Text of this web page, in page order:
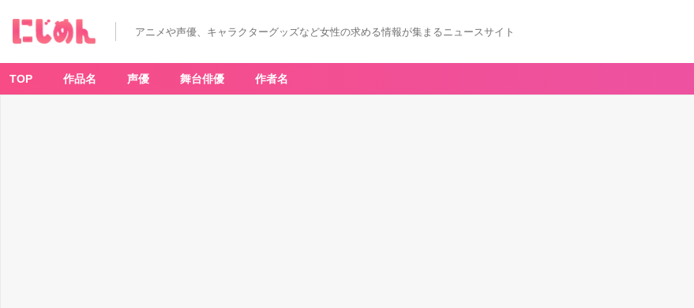
アニメや声優、キャラクターグッズなど女性の求める情報が集まるニュースサイト
TOP 作品名 声優 舞台俳優 作者名